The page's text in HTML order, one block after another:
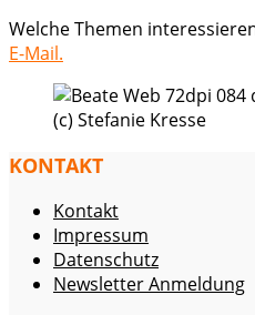
Welche Themen
E-Mail.
(c) Stefanie Kresse
KONTAKT
Kontakt
Impressum
Datenschutz
Newsletter Anmeldung